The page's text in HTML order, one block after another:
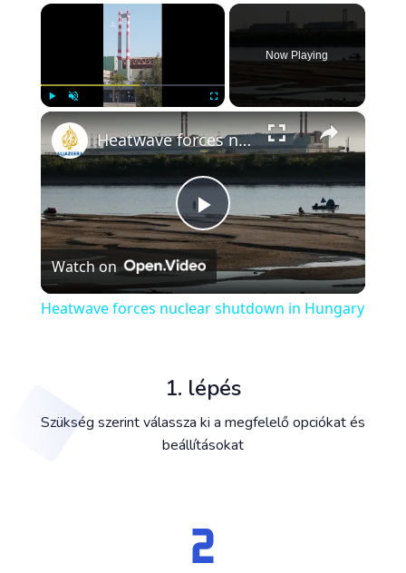
×
Now Playing
×
Play
Video
Heatwave forces nuclear shutdown in Hungary
Watch on
Heatwave forces nuclear shutdown in Hungary
1. lépés
Szükség szerint válassza ki a megfelelő opciókat és
beállításokat